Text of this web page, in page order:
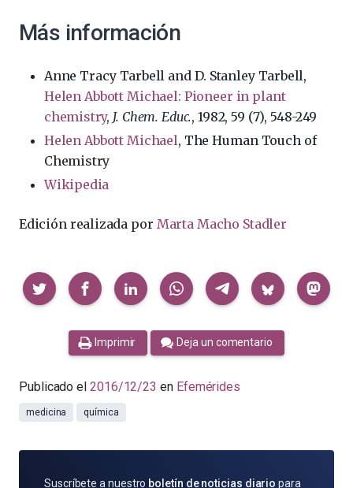
Más información
Anne Tracy Tarbell and D. Stanley Tarbell,
Helen Abbott Michael: Pioneer in plant
chemistry, J. Chem. Educ., 1982, 59 (7), 548-249
Helen Abbott Michael, The Human Touch of
Chemistry
Wikipedia
Edición realizada por Marta Macho Stadler
Compartir
Imprimir Deja un comentario
Publicado el 2016/12/23 en Efemérides
medicina química
SUSCRÍBETE
Suscríbete a nuestro boletín de noticias diario para